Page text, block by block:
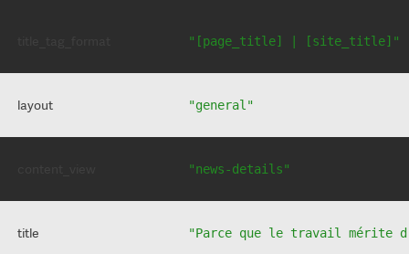
"[page_title] | [site_title]"
layout "general"
"news-details"
title "Parce que le travail mérite